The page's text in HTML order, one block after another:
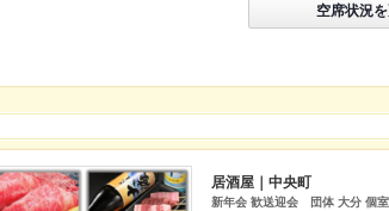
空席状況
居酒屋｜中央町
新年会 歓送迎会 団体 大分 個室